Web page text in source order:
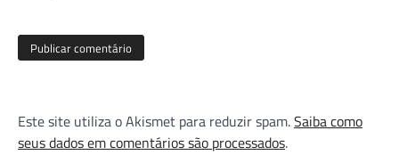
Este site utiliza o Akismet para reduzir spam.Saiba como
seus dados em comentários são processados.